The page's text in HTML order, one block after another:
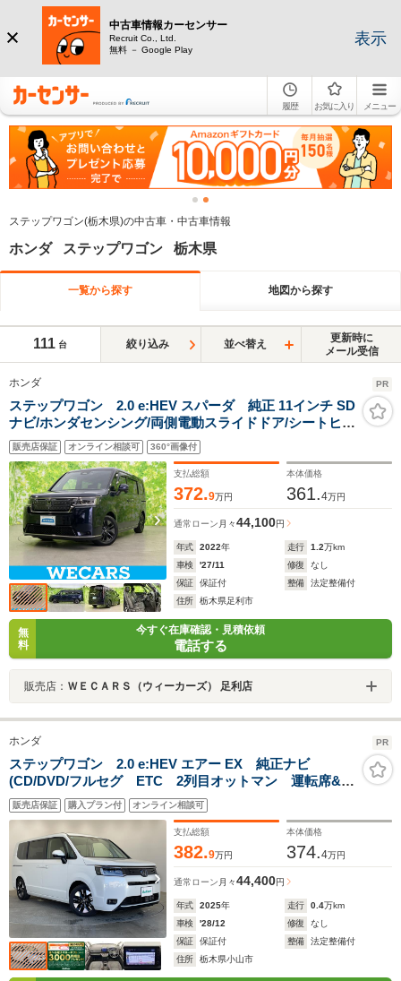
中古車情報カーセンサー
Recruit Co., Ltd.
無料 － Google Play
表示
履歴 お気に入り メニュー
ステップワゴン(栃木県)の中古車・中古車情報
ホンダ ステップワゴン 栃木県
一覧から探す 地図から探す
111 台 絞り込み 並べ替え
更新時に
メール受信
ホンダ PR
ステップワゴン 2.0 e:HEV スパーダ 純正 11インチ SD
ナビ/ホンダセンシング/両側電動スライドドア/シートヒー
ター 前席/マルチビューカメラシステム/車線逸脱防止支援
システム/シート ハーフレザー/電動バックドア
販売店保証 オンライン相談可 360°画像付
支払総額
372.9万円
本体価格
361.4万円
通常ローン 月々44,100円
年式 2022年 走行 1.2万km
車検
'27/11 修復
なし
保証
保証付 整備
法定整備付
住所
栃木県足利市
無
料
今すぐ在庫確認・見積依頼
電話する
販売店： ＷＥＣＡＲＳ（ウィーカーズ） 足利店
ホンダ PR
ステップワゴン 2.0 e:HEV エアー EX 純正ナビ
(CD/DVD/フルセグ ETC 2列目オットマン 運転席&助
手席シートヒーター 純正アルミホイール 全列USBチ
ャージャー 両側パワースライドドア シートヒータ
ー LEDヘッドライト
販売店保証 購入プラン付 オンライン相談可
支払総額
382.9万円
本体価格
374.4万円
通常ローン 月々44,400円
年式 2025年 走行 0.4万km
車検
'28/12 修復
なし
保証
保証付 整備
法定整備付
住所
栃木県小山市